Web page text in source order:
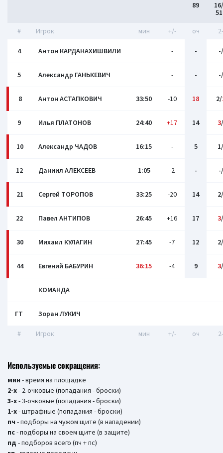
89
# Игрок мин +/- оч
4 Антон КАРДАНАХИШВИЛИ - -
5 Александр ГАНЬКЕВИЧ - -
8 Антон АСТАПКОВИЧ 33:50 -10 18 2/
9 Илья ПЛАТОНОВ 24:40 +17 14 3
10 Александр ЧАДОВ 16:15 - 5
12 Даниил АЛЕКСЕЕВ 1:05 -2 -
21 Сергей ТОРОПОВ 33:25 -20 14
22 Павел АНТИПОВ 26:45 +16 17 3
30 Михаил КУЛАГИН 27:45 -7 12
44 Евгений БАБУРИН 36:15 -4 9 3
КОМАНДА
ГТ Зоран ЛУКИЧ
# Игрок мин +/- оч
Используемые сокращения:
мин - время на площадке
2-х- 2-очковые (попадания - броски)
3-х- 3-очковые (попадания - броски)
1-х- штрафные (попадания - броски)
пч - подборы на чужом щите (в нападении)
пс- подборы на своем щите (в защите)
пд - подборов всего (пч + пс)